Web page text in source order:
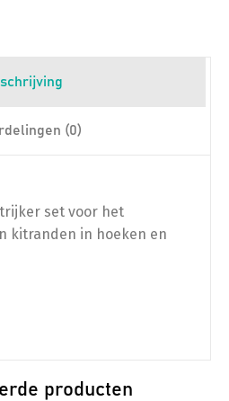
(0)
set voor het
kitranden in hoeken en
producten